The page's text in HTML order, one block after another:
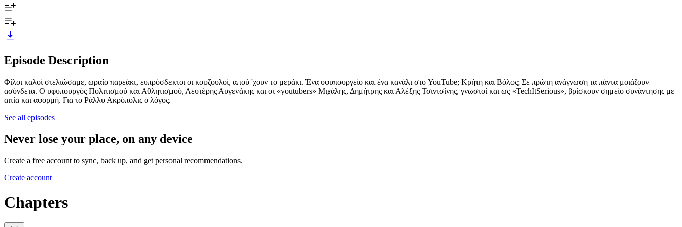
Episode Description
Φίλοι καλοί στελιώσαμε, ωραίο παρεάκι, ευπρόσδεκτοι οι κουζουλοί, απού 'χουν το μεράκι. Ένα υφυπουργείο και ένα κανάλι στο YouTube; Κρήτη και Βόλος; Σε πρώτη ανάγνωση τα πάντα μοιάζουν
ασύνδετα. Ο υφυπουργός Πολιτισμού και Αθλητισμού, Λευτέρης Αυγενάκης και οι «youtubers» Μιχάλης, Δημήτρης και Αλέξης Τσιντσίνης, γνωστοί και ως «TechItSerious», βρίσκουν σημείο συνάντησης με
αιτία και αφορμή. Για το Ράλλυ Ακρόπολις ο λόγος.
See all episodes
Never lose your place, on any device
Create a free account to sync, back up, and get personal recommendations.
Create account
Chapters